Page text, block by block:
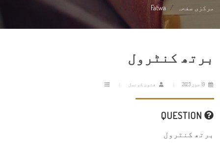
مرکزی صفحہ Fatwa برتھ کنٹرول
برتھ کنٹرول
فتویٰ کونسل
برتھ کنٹرول